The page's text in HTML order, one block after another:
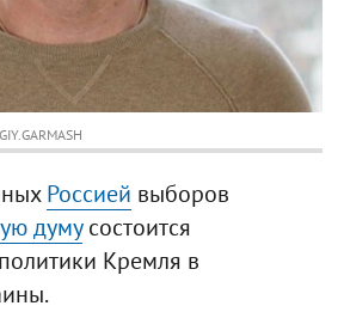
Россией выборов
думусостоится
Кремля в